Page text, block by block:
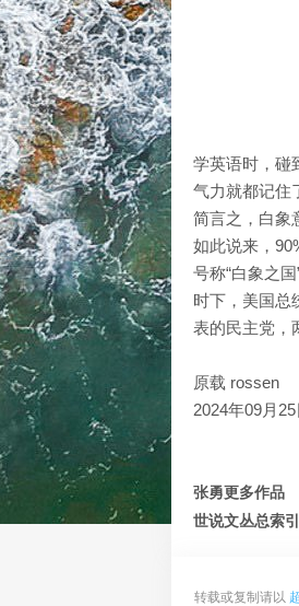
学英语时，碰
气力就都记住
简言之，白象
如此说来，
号称“白象之国”
时下，美国总
表的民主党，
原载 rossen
2024年09月
张勇更多作品
世说文丛总索引
转载或复制请以